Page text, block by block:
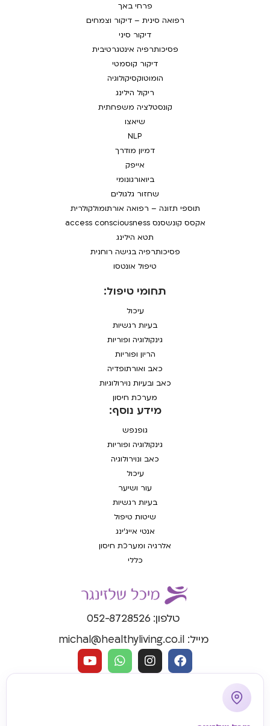
טלפון: 052-8728526
מייל: michal@healthyliving.co.il
תחומי טיפול:
עיכול
בעיות רגשיות
גינקולוגיה ופוריות
הריון ופוריות
כאב ואורתופדיה
כאב ובעיות נוירולוגיות
מערכת חיסון
מידע נוסף:
גופנפש
גינקולוגיה ופוריות
כאב ונוירולוגיה
עיכול
עור ושיער
בעיות רגשיות
שיטות טיפול
אנטי אייג'ינג
אלרגיה ומערכת חיסון
כללי
פרחי באך
רפואה סינית – דיקור וצמחים
דיקור סיני
פסיכותרפיה אינטגרטיבית
דיקור קוסמטי
הומוטוקסיקולוגיה
ריקול הילינג
קונסטלציה משפחתית
שיאצו
NLP
דמיון מודרך
אייפק
ביואורגונומי
שחזור גלגולים
תוספי תזונה – רפואה אורתומולקולרית
אקסס קונשסנס access consciousness
תטא הילינג
פסיכותרפיה בגישה רוחנית
טיפול אונטסו